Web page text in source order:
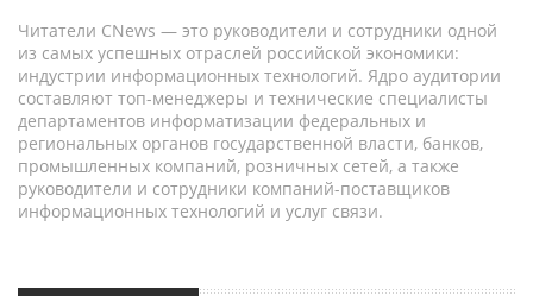
Читатели CNews — это руководители и сотрудники одной
из самых успешных отраслей российской экономики:
индустрии информационных технологий. Ядро аудитории
составляют топ-менеджеры и технические специалисты
департаментов информатизации федеральных и
региональных органов государственной власти, банков,
промышленных компаний, розничных сетей, а также
руководители и сотрудники компаний-поставщиков
информационных технологий и услуг связи.